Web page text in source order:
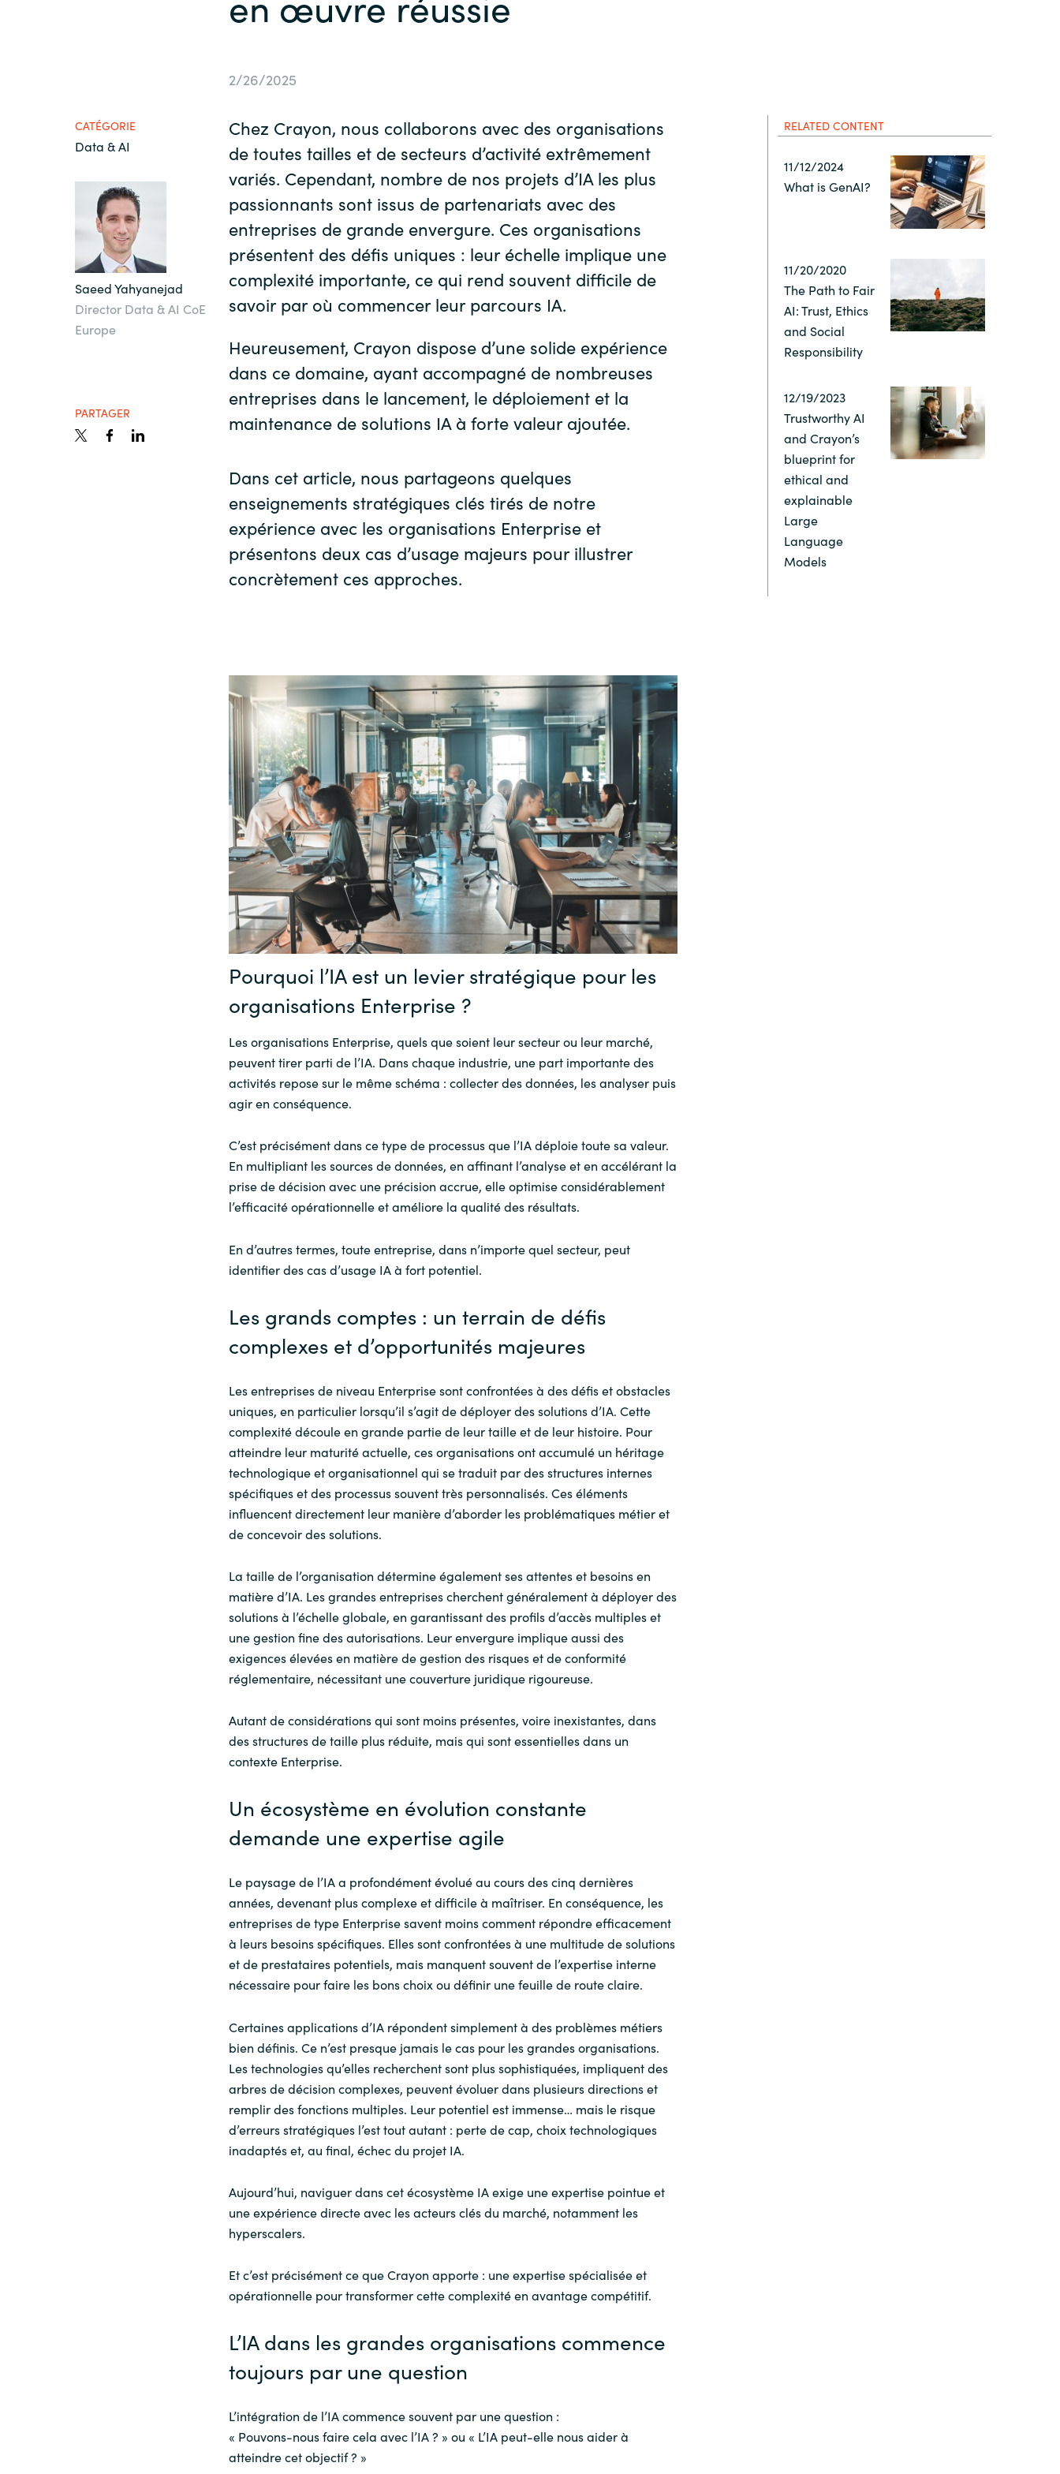
France
Germany
Lithuania
Malaysia
Netherlands
Norway
Oman
Philippines
Poland
Qatar
Romania
Serbia
Slovenia
Singapore
Spain
Sri Lanka
Sweden
Ukraine
United Kingdom United States
Secteur Public
2/26/2025
CATÉGORIE
Data & AI
Saeed Yahyanejad
Director Data & AI CoE
Europe
PARTAGER
Chez Crayon, nous collaborons avec des organisations
de toutes tailles et de secteurs d’activité extrêmement
variés. Cependant, nombre de nos projets d’IA les plus
passionnants sont issus de partenariats avec des
entreprises de grande envergure. Ces organisations
présentent des défis uniques : leur échelle implique une
complexité importante, ce qui rend souvent difficile de
savoir par où commencer leur parcours IA.
Heureusement, Crayon dispose d’une solide expérience
dans ce domaine, ayant accompagné de nombreuses
entreprises dans le lancement, le déploiement et la
maintenance de solutions IA à forte valeur ajoutée.
Dans cet article, nous partageons quelques
enseignements stratégiques clés tirés de notre
expérience avec les organisations Enterprise et
présentons deux cas d’usage majeurs pour illustrer
concrètement ces approches.
Pourquoi l’IA est un levier stratégique pour les
organisations Enterprise ?
Les organisations Enterprise, quels que soient leur secteur ou leur marché,
peuvent tirer parti de l’IA. Dans chaque industrie, une part importante des
activités repose sur le même schéma : collecter des données, les analyser puis
agir en conséquence.
C’est précisément dans ce type de processus que l’IA déploie toute sa valeur.
En multipliant les sources de données, en affinant l’analyse et en accélérant la
prise de décision avec une précision accrue, elle optimise considérablement
l’efficacité opérationnelle et améliore la qualité des résultats.
En d’autres termes, toute entreprise, dans n’importe quel secteur, peut
identifier des cas d’usage IA à fort potentiel.
Les grands comptes : un terrain de défis
complexes et d’opportunités majeures
Les entreprises de niveau Enterprise sont confrontées à des défis et obstacles
uniques, en particulier lorsqu’il s’agit de déployer des solutions d’IA. Cette
complexité découle en grande partie de leur taille et de leur histoire. Pour
atteindre leur maturité actuelle, ces organisations ont accumulé un héritage
technologique et organisationnel qui se traduit par des structures internes
spécifiques et des processus souvent très personnalisés. Ces éléments
influencent directement leur manière d’aborder les problématiques métier et
de concevoir des solutions.
La taille de l’organisation détermine également ses attentes et besoins en
matière d’IA. Les grandes entreprises cherchent généralement à déployer des
solutions à l’échelle globale, en garantissant des profils d’accès multiples et
une gestion fine des autorisations. Leur envergure implique aussi des
exigences élevées en matière de gestion des risques et de conformité
réglementaire, nécessitant une couverture juridique rigoureuse.
Autant de considérations qui sont moins présentes, voire inexistantes, dans
des structures de taille plus réduite, mais qui sont essentielles dans un
contexte Enterprise.
Un écosystème en évolution constante
demande une expertise agile
Le paysage de l’IA a profondément évolué au cours des cinq dernières
années, devenant plus complexe et difficile à maîtriser. En conséquence, les
entreprises de type Enterprise savent moins comment répondre efficacement
à leurs besoins spécifiques. Elles sont confrontées à une multitude de solutions
et de prestataires potentiels, mais manquent souvent de l’expertise interne
nécessaire pour faire les bons choix ou définir une feuille de route claire.
Certaines applications d’IA répondent simplement à des problèmes métiers
bien définis. Ce n’est presque jamais le cas pour les grandes organisations.
Les technologies qu’elles recherchent sont plus sophistiquées, impliquent des
arbres de décision complexes, peuvent évoluer dans plusieurs directions et
remplir des fonctions multiples. Leur potentiel est immense… mais le risque
d’erreurs stratégiques l’est tout autant : perte de cap, choix technologiques
inadaptés et, au final, échec du projet IA.
Aujourd’hui, naviguer dans cet écosystème IA exige une expertise pointue et
une expérience directe avec les acteurs clés du marché, notamment les
hyperscalers.
Et c’est précisément ce que Crayon apporte : une expertise spécialisée et
opérationnelle pour transformer cette complexité en avantage compétitif.
L’IA dans les grandes organisations commence
toujours par une question
L’intégration de l’IA commence souvent par une question :
« Pouvons-nous faire cela avec l’IA ? » ou « L’IA peut-elle nous aider à
atteindre cet objectif ? »
RELATED CONTENT
11/12/2024
What is GenAI?
11/20/2020
The Path to Fair
AI: Trust, Ethics
and Social
Responsibility
12/19/2023
Trustworthy AI
and Crayon’s
blueprint for
ethical and
explainable
Large
Language
Models